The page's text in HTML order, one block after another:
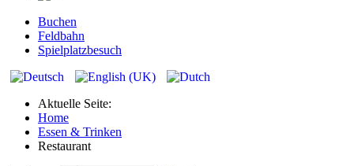
Buchen
Feldbahn
Spielplatzbesuch
Aktuelle Seite:
Home
Essen & Trinken
Restaurant